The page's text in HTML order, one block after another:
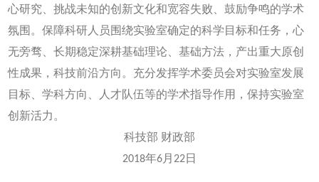
心研究、挑战未知的创新文化和宽容失败、鼓励争鸣的学术
氛围。保障科研人员围绕实验室确定的科学目标和任务，心
无旁骛、长期稳定深耕基础理论、基础方法，产出重大原创
性成果，科技前沿方向。充分发挥学术委员会对实验室发展
目标、学科方向、人才队伍等的学术指导作用，保持实验室
创新活力。
科技部 财政部
2018年6月22日